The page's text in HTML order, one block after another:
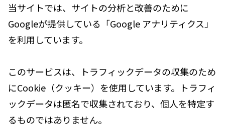
当サイトでは、サイトの分析と改善のために
Googleが提供している「Google アナリティクス」
を利用しています。
このサービスは、トラフィックデータの収集のため
にCookie（クッキー）を使用しています。トラフィ
ックデータは匿名で収集されており、個人を特定す
るものではありません。